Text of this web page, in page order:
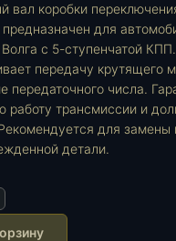
вал коробки
для
с 5-ступенчатой КПП.
передачу крутящего
передаточного числа.
работу трансмиссии и
для замены
детали.